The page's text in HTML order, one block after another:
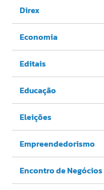
Direx
Economia
Editais
Educação
Eleições
Empreendedorismo
Encontro de Negócios